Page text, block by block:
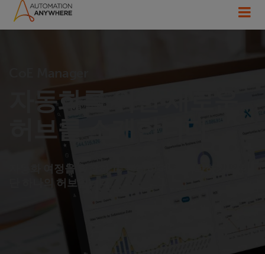
자동화를 위한 새로운
허브를 소개합니다.
자동화 여정을 확장하고, 관리하며, 최적화하기 위한
단 하나의 허브입니다.